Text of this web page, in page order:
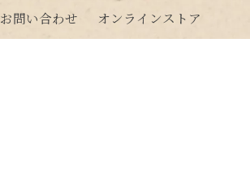
お問い合わせ オンラインストア